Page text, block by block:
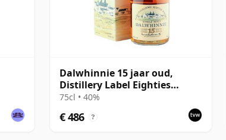
Dalwhinnie 15 jaar oud,
Distillery Label Eighties
Bottling with Box
75cl • 40%
€ 486 ?